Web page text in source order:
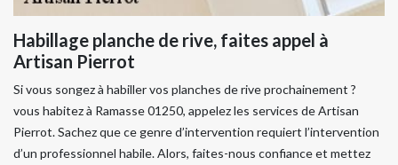
Habillage planche de rive, faites appel à
Artisan Pierrot
Si vous songez à habiller vos planches de rive prochainement ?
vous habitez à Ramasse 01250, appelez les services de Artisan
Pierrot. Sachez que ce genre d’intervention requiert l’intervention
d’un professionnel habile. Alors, faites-nous confiance et mettez